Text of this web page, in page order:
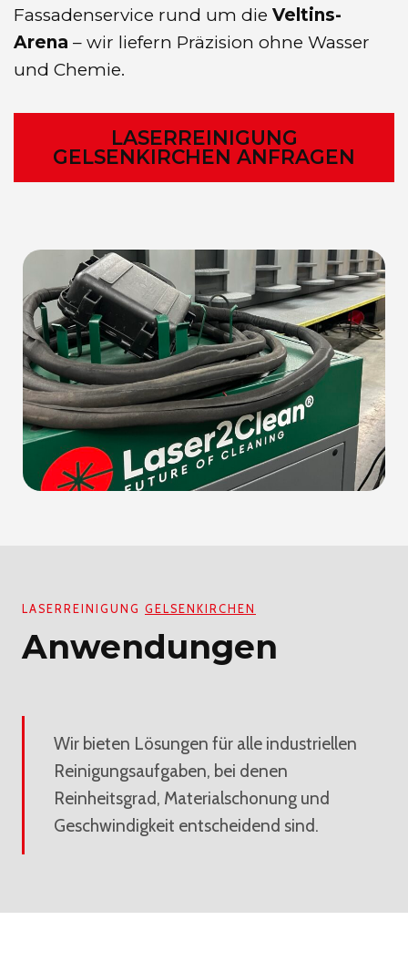
Fassadenservice rund um die Veltins-
Arena – wir liefern Präzision ohne Wasser
und Chemie.
LASERREINIGUNG
GELSENKIRCHEN ANFRAGEN
LASERREINIGUNG GELSENKIRCHEN
Anwendungen
Wir bieten Lösungen für alle industriellen
Reinigungsaufgaben, bei denen
Reinheitsgrad, Materialschonung und
Geschwindigkeit entscheidend sind.